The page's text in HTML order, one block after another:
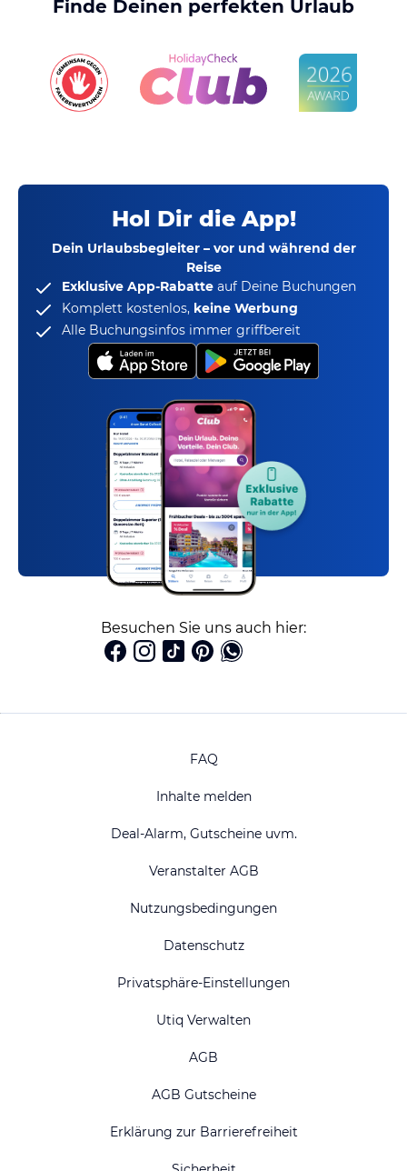
Finde Deinen perfekten Urlaub
Hol Dir die App!
Dein Urlaubsbegleiter – vor und während der
Reise
Exklusive App-Rabatte auf Deine Buchungen
Komplett kostenlos, keine Werbung
Alle Buchungsinfos immer griffbereit
Besuchen Sie uns auch hier:
FAQ
Inhalte melden
Deal-Alarm, Gutscheine uvm.
Veranstalter AGB
Nutzungsbedingungen
Datenschutz
Privatsphäre-Einstellungen
Utiq Verwalten
AGB
AGB Gutscheine
Erklärung zur Barrierefreiheit